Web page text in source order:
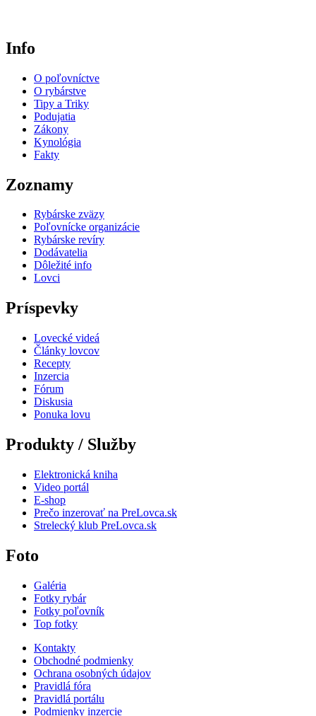
Info
O poľovníctve
O rybárstve
Tipy a Triky
Podujatia
Zákony
Kynológia
Fakty
Zoznamy
Rybárske zväzy
Poľovnícke organizácie
Rybárske revíry
Dodávatelia
Dôležité info
Lovci
Príspevky
Lovecké videá
Články lovcov
Recepty
Inzercia
Fórum
Diskusia
Ponuka lovu
Produkty / Služby
Elektronická kniha
Video portál
E-shop
Prečo inzerovať na PreLovca.sk
Strelecký klub PreLovca.sk
Foto
Galéria
Fotky rybár
Fotky poľovník
Top fotky
Kontakty
Obchodné podmienky
Ochrana osobných údajov
Pravidlá fóra
Pravidlá portálu
Podmienky inzercie